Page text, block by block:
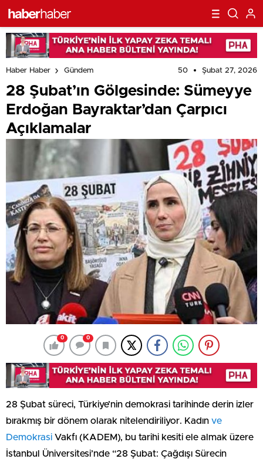
Haber Haber Gündem 50 Şubat 27, 2026
28 Şubat’ın Gölgesinde: Sümeyye
Erdoğan Bayraktar’dan Çarpıcı
Açıklamalar
0 0
28 Şubat süreci, Türkiye’nin demokrasi tarihinde derin izler
bırakmış bir dönem olarak nitelendiriliyor. Kadın ve
Demokrasi Vakfı (KADEM), bu tarihi kesiti ele almak üzere
İstanbul Üniversitesi’nde “28 Şubat: Çağdışı Sürecin